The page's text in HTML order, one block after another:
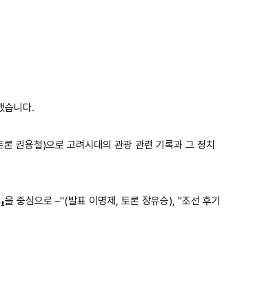
습니다.
권용철)으로 고려시대의 관광 관련 기록과 그 정치
중심으로 –"(발표 이명제, 토론 장유승), "조선 후기